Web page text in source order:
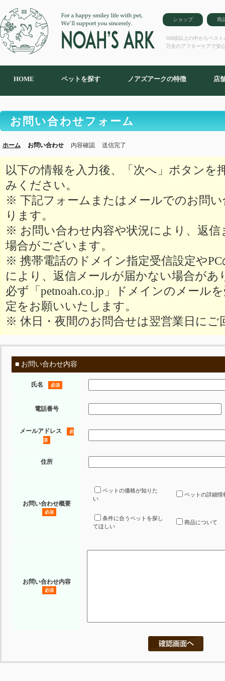
ショップ 商
100頭以上の中からベス
万全のアフターケアで安
HOME ペットを探す ノアズアークの特徴 店
お問い合わせフォーム
ホーム お問い合わせ 内容確認 送信完了
以下の情報を入力後、「次へ」ボタンを
みください。
※ 下記フォームまたはメールでのお問
ります。
※ お問い合わせ内容や状況により、返
場合がございます。
※ 携帯電話のドメイン指定受信設定や
により、返信メールが届かない場合があ
必ず「petnoah.co.jp」ドメインのメール
定をお願いいたします。
※ 休日・夜間のお問合せは翌営業日にご
■ お問い合わせ内容
氏名 必須
電話番号
メールアドレス
必
須
住所
お問い合わせ概要
必須
ペットの価格が知りた
い
ペットの詳細情
条件に合うペットを探し
てほしい
商品について
お問い合わせ内容
必須